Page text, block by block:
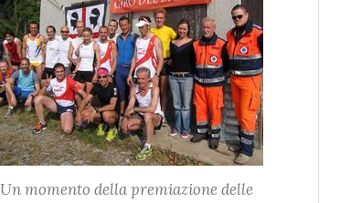
Un momento della premiazione delle